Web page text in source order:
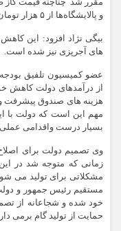
مقرر شد چناچنه قیمت گاز
و پالایشگاه‌ها از ۵ هزار تومان بیشتر نشود و سقف آن ۵ هزار تومان باشد.
بیگی نژاد افزود: این
های آجرپزی نیز شده است.
هزینه های صندوق پیشرفت
مهم این است که دولت با
بسیار درست واقدامی عملی
وی تصمیم دولت برای
زمانی که متوجه شد در
مشکلاتی برای تولید می
مستقیم رئیس جمهور و
خود شده و شجاعانه از
حمایت از تولید گام برمی